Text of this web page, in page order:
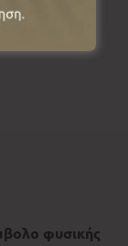
φυσικής